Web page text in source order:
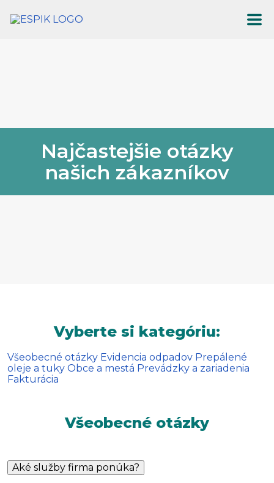
Najčastejšie otázky
našich zákazníkov
Vyberte si kategóriu:
Všeobecné otázky Evidencia odpadov Prepálené
oleje a tuky Obce a mestá Prevádzky a zariadenia
Fakturácia
Všeobecné otázky
Aké služby firma ponúka?